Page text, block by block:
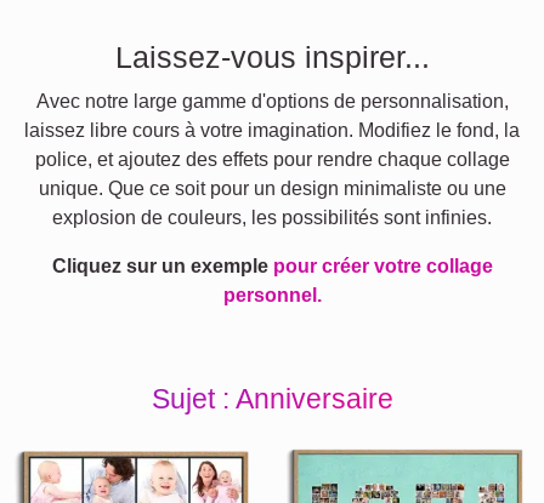
Laissez-vous inspirer...
Avec notre large gamme d'options de personnalisation,
laissez libre cours à votre imagination. Modifiez le fond, la
police, et ajoutez des effets pour rendre chaque collage
unique. Que ce soit pour un design minimaliste ou une
explosion de couleurs, les possibilités sont infinies.
Cliquez sur un exemple pour créer votre collage
personnel.
Sujet : Anniversaire